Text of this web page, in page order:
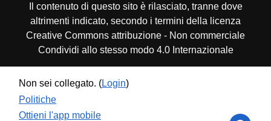
Il contenuto di questo sito è rilasciato, tranne dove
altrimenti indicato, secondo i termini della licenza
Creative Commons attribuzione - Non commerciale
Condividi allo stesso modo 4.0 Internazionale
Non sei collegato. (Login)
Politiche
Ottieni l'app mobile